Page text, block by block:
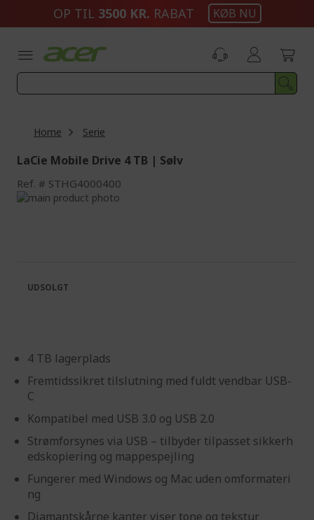
OP TIL 3500 KR. RABAT KØB NU
Home Serie
LaCie Mobile Drive 4 TB | Sølv
Ref. STHG4000400
Skip
images
gallery
the
images
4 TB lagerplads
Fremtidssikret tilslutning med fuldt vendbar USB-
C
Kompatibel med USB 3.0 og USB 2.0
Strømforsynes via USB – tilbyder tilpasset sikkerh
edskopiering og mappespejling
Fungerer med Windows og Mac uden omformateri
ng
Diamantskårne kanter viser tone og tekstur
UDSOLGT